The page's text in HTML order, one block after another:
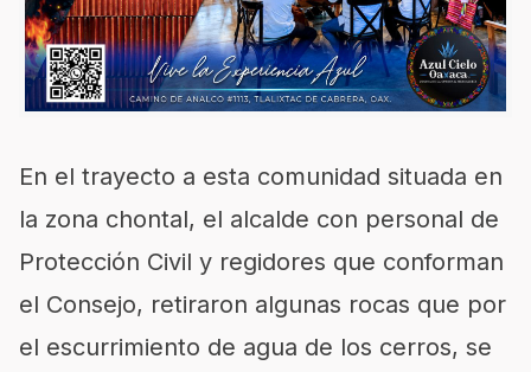
En el trayecto a esta comunidad situada en
la zona chontal, el alcalde con personal de
Protección Civil y regidores que conforman
el Consejo, retiraron algunas rocas que por
el escurrimiento de agua de los cerros, se